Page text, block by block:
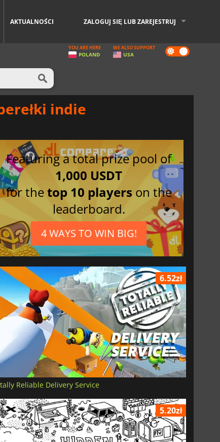
AKTUALNOŚCI ZALOGUJ SIĘ LUB ZAREJESTRUJ
Dark
mode
YOU ARE HERE
POLAND
WE ALSO SUPPORT
USA
indie
Featuring a total prize pool of
1,000 USDT
for thetop 10 players on the
leaderboard.
4 WAYS TO WIN BIG!
6.52zł
Reliable Delivery Service
5.20zł